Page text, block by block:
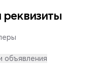
реквизиты
объявления